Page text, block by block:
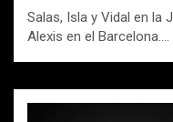
Salas, Isla y Vidal en la
Alexis en el Barcelona.…